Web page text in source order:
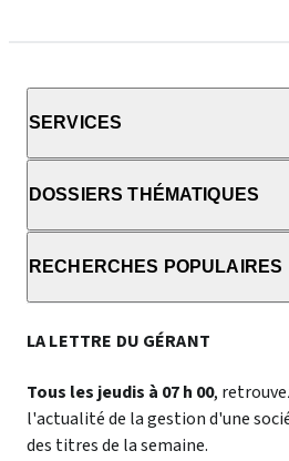
SERVICES
DOSSIERS THÉMATIQUES
RECHERCHES POPULAIRES
LA LETTRE DU GÉRANT
Tous les jeudis à 07 h 00,
l'actualité de la gestion d'une
des titres de la semaine.